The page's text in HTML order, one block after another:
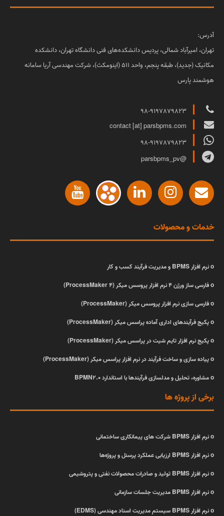
Peter Drucker
Michael Hammer
بسیاری از روال ها و فرآیندهای سنتی در سازمان های ما اصلا طراحی نشده اند و فقط به
آدرس:
تهران، امیرآباد شمالی، پردیس دانشکده‌های فنی دانشگاه تهران، دانشکده
مکانیک (جدید)، طبقه پنجم، واحد 511 (اینومکث)، شرکت مهندسی آریا سامانه
هوشمند پارس
@parsbpms_pv
خدمات و محصولات
οنرم افزار BPMS و مدیریت فرآیند کسب و کار
οفارسی ساز ورژن 4 نرم افزار پروسس میکر (ProcessMaker 4)
οفارسی سازی نرم افزار پروسس میکر (ProcessMaker)
οپکیج فرآیندهای اداری آماده پراسس میکر (ProcessMaker)
οپکیج نرم افزار تایم شیت در پراسس میکر (ProcessMaker)
οپیاده سازی و ساخت فرآیند در نرم افزار پراسس میکر (ProcessMaker)
οمشاوره، تحلیل و مدلسازی فرآیندها با استاندارد BPMN2.0
برخی از پروژه ها
οنرم افزار BPMS شرکت های پیمانکاری ساختمانی
οنرم افزار BPMS ارزیابی عملکرد پرسنل و پروژه‌ها
οنرم افزار BPMS تولید و صادرات محصولات نفتی و پتروشیمی
οنرم افزار BPMS مدیریت جلسات سازمانی
οنرم افزار BPMS سیستم مدیریت اسناد مهندسی (EDMS)